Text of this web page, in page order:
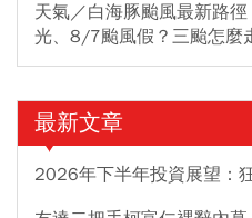
天氣／白海豚颱風最新路
光、8/7颱風假？三颱怎麼
最新文章
2026年下半年投資展望：